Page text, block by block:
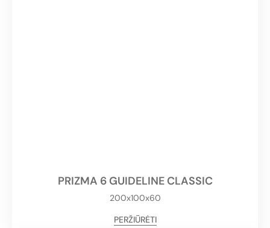
PRIZMA 6 GUIDELINE CLASSIC
200x100x60
PERŽIŪRĖTI